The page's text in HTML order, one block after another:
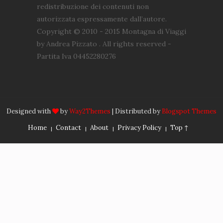
redistribuzione dei contenuti non
autorizzata espressamente dall’autore.
Copyright © 2010 - 2015 Montagna di Viaggi
by Andrea Pizzato . All rights reserved -
Partita Iva 04452280276
Designed with byWay2Themes | Distributed by Blogspot Themes
Home
Contact About Privacy Policy Top ↑